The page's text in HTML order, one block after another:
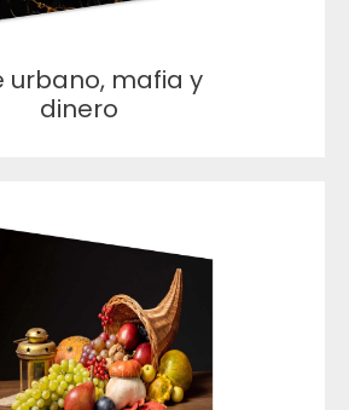
urbano, mafia y
dinero